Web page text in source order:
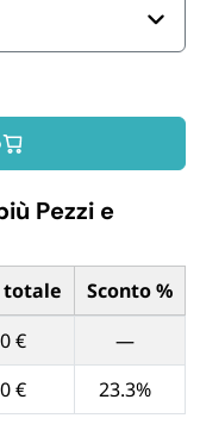
Pezzi e
di Pezzi
totale
Sconto %
€
—
€ 23.3%